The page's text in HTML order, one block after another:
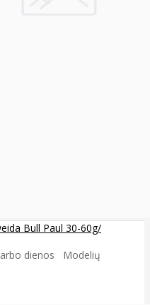
Bull Paul 30-60g/
dienos Modelių